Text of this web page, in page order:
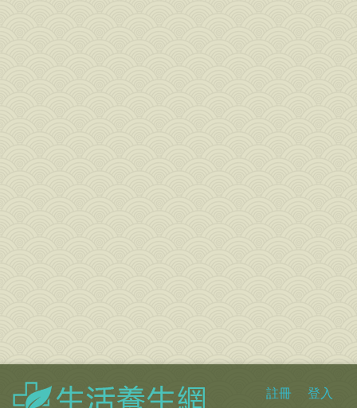
註冊 登入